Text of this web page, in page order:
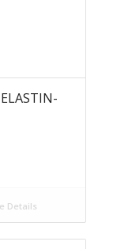
Details